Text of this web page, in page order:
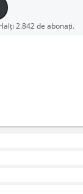
2.842 de abonați.